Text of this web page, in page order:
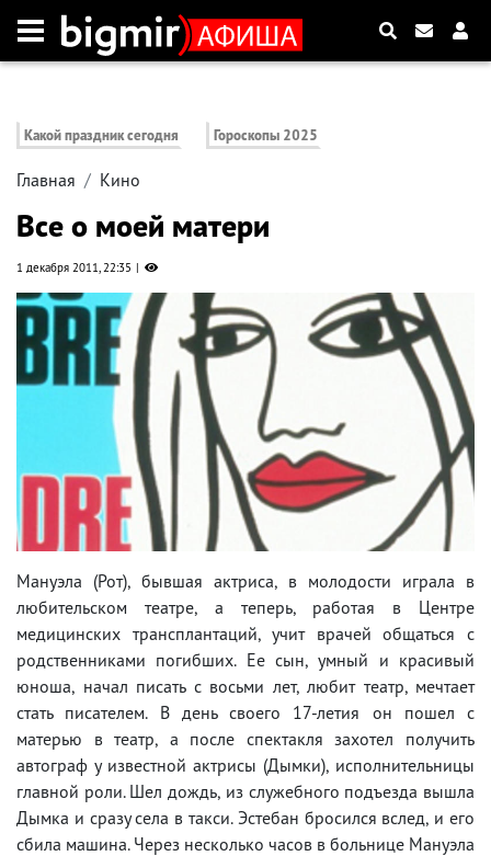
Какой праздник сегодня Гороскопы 2025
Главная Кино
Все о моей матери
1 декабря 2011, 22:35
Мануэла (Рот), бывшая актриса, в молодости играла в
любительском театре, а теперь, работая в Центре
медицинских трансплантаций, учит врачей общаться с
родственниками погибших. Ее сын, умный и красивый
юноша, начал писать с восьми лет, любит театр, мечтает
стать писателем. В день своего 17-летия он пошел с
матерью в театр, а после спектакля захотел получить
автограф у известной актрисы (Дымки), исполнительницы
главной роли. Шел дождь, из служебного подъезда вышла
Дымка и сразу села в такси. Эстебан бросился вслед, и его
сбила машина. Через несколько часов в больнице Мануэла